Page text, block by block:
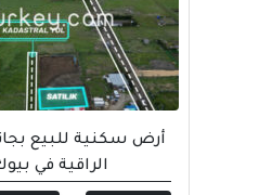
أرض سكنية للبيع
الراقية في